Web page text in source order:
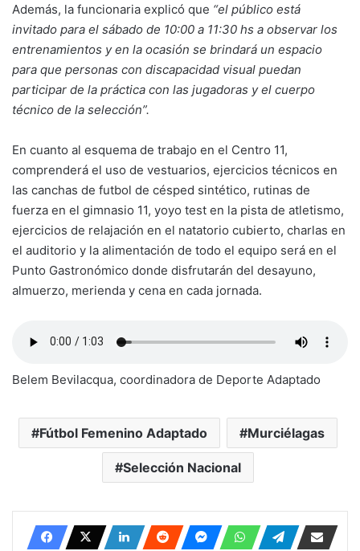
Además, la funcionaria explicó que “el público está
invitado para el sábado de 10:00 a 11:30 hs a observar los
entrenamientos y en la ocasión se brindará un espacio
para que personas con discapacidad visual puedan
participar de la práctica con las jugadoras y el cuerpo
técnico de la selección”.
En cuanto al esquema de trabajo en el Centro 11,
comprenderá el uso de vestuarios, ejercicios técnicos en
las canchas de futbol de césped sintético, rutinas de
fuerza en el gimnasio 11, yoyo test en la pista de atletismo,
ejercicios de relajación en el natatorio cubierto, charlas en
el auditorio y la alimentación de todo el equipo será en el
Punto Gastronómico donde disfrutarán del desayuno,
almuerzo, merienda y cena en cada jornada.
Belem Bevilacqua, coordinadora de Deporte Adaptado
Fútbol Femenino Adaptado Murciélagas
Selección Nacional